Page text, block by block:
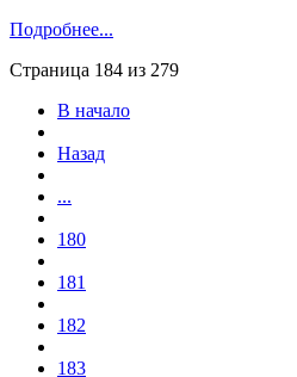
Подробнее...
Страница 184 из 279
В начало
Назад
...
180
181
182
183